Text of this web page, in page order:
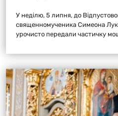
У неділю, 5 липня, до
священномученика Симеона
урочисто передали частичку